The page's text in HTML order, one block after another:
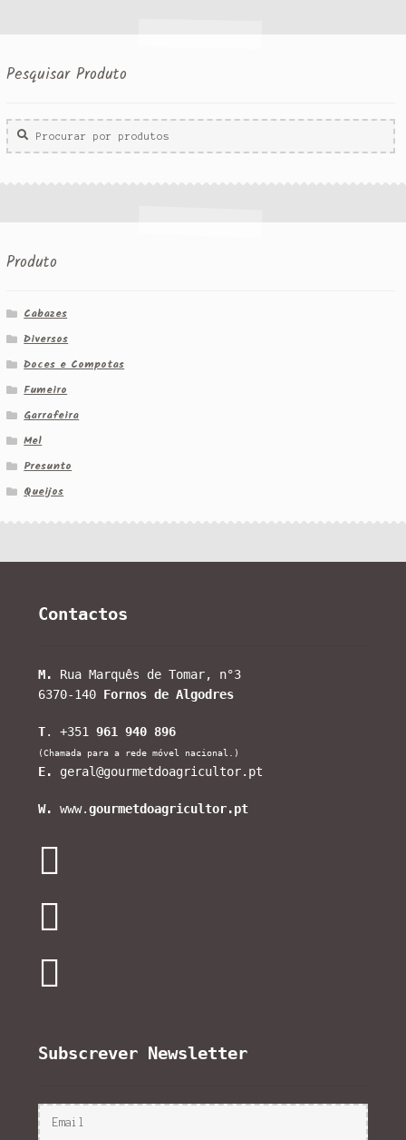
Pesquisar Produto
Procurar
por:
Produto
Cabazes
Diversos
Doces e Compotas
Fumeiro
Garrafeira
Mel
Presunto
Queijos
Contactos
M.
Rua Marquês de Tomar, n°3
6370-140 Fornos de Algodres
T. +351961 940 896
(Chamada para a rede móvel nacional.)
E. geral@gourmetdoagricultor.pt
W. www.gourmetdoagricultor.pt
Subscrever Newsletter